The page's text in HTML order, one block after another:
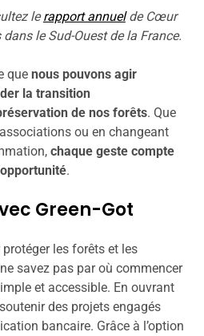
lerapport annuelde Cœur
le Sud-Ouest de la France.
que nous pouvons agir
la transition
de nos forêts. Que
ou en changeant
chaque geste compte
.
Green-Got
les forêts et les
savez pas par où commencer
et accessible. En ouvrant
des projets engagés
bancaire. Grâce à l’option